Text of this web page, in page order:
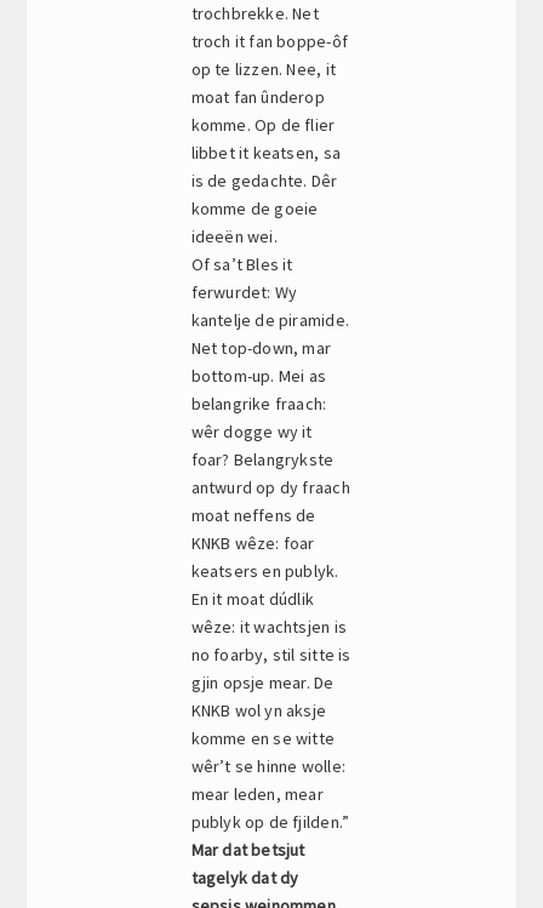
trochbrekke. Net
troch it fan boppe-ôf
op te lizzen. Nee, it
moat fan ûnderop
komme. Op de flier
libbet it keatsen, sa
is de gedachte. Dêr
komme de goeie
ideeën wei.
Of sa’t Bles it
ferwurdet: Wy
kantelje de piramide.
Net top-down, mar
bottom-up. Mei as
belangrike fraach:
wêr dogge wy it
foar? Belangrykste
antwurd op dy fraach
moat neffens de
KNKB wêze: foar
keatsers en publyk.
En it moat dúdlik
wêze: it wachtsjen is
no foarby, stil sitte is
gjin opsje mear. De
KNKB wol yn aksje
komme en se witte
wêr’t se hinne wolle:
mear leden, mear
publyk op de fjilden.”
Mar dat betsjut
tagelyk dat dy